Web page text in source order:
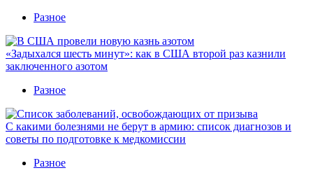
Разное
«Задыхался шесть минут»: как в США второй раз казнили
заключенного азотом
Разное
С какими болезнями не берут в армию: список диагнозов и
советы по подготовке к медкомиссии
Разное